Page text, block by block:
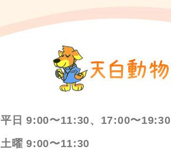
平日 9:00〜11:30、17:00〜19:30
土曜 9:00〜11:30